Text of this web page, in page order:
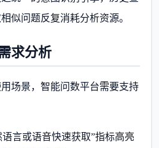
似问题反复消耗分析资源。
求分析
场景，智能问数平台需要支持
言或语音快速获取”指标高亮